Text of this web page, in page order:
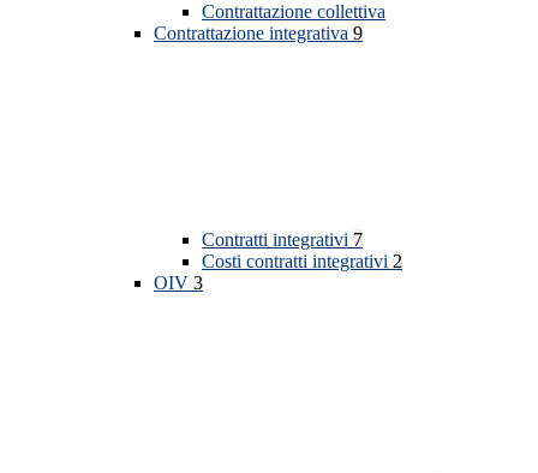
Contrattazione collettiva
Contrattazione integrativa 9
Contratti integrativi 7
Costi contratti integrativi 2
OIV 3